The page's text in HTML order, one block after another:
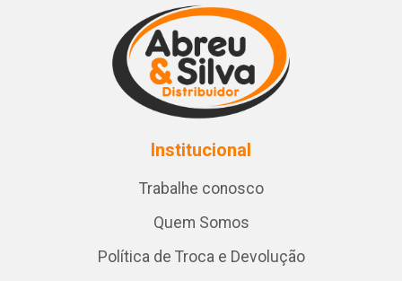
Institucional
Trabalhe conosco
Quem Somos
Política de Troca e Devolução